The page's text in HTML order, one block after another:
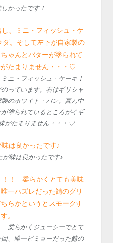
かったです！
ニ・フィッシュ・ケーキ！
っています。右はギリシャ
のホワイト・バン。真ん中
塗られているところがイギ
がたまりません・・・♡
が味は良かったです♪
柔らかくジューシーでとて
、唯一ビミョーだった鯖の